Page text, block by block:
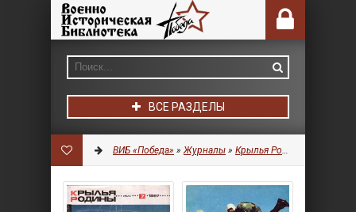
ВСЕ РАЗДЕЛЫ
ВИБ «Победа» »Журналы » Крылья Родины